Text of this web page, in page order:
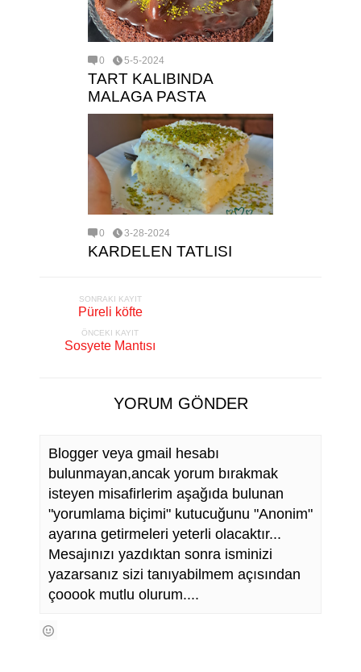
0 5-5-2024
TART KALIBINDA
MALAGA PASTA
0 3-28-2024
KARDELEN TATLISI
SONRAKI KAYIT
Püreli köfte
ÖNCEKI KAYIT
Sosyete Mantısı
YORUM GÖNDER
Blogger veya gmail hesabı
bulunmayan,ancak yorum bırakmak
isteyen misafirlerim aşağıda bulunan
"yorumlama biçimi" kutucuğunu "Anonim"
ayarına getirmeleri yeterli olacaktır...
Mesajınızı yazdıktan sonra isminizi
yazarsanız sizi tanıyabilmem açısından
çooook mutlu olurum....